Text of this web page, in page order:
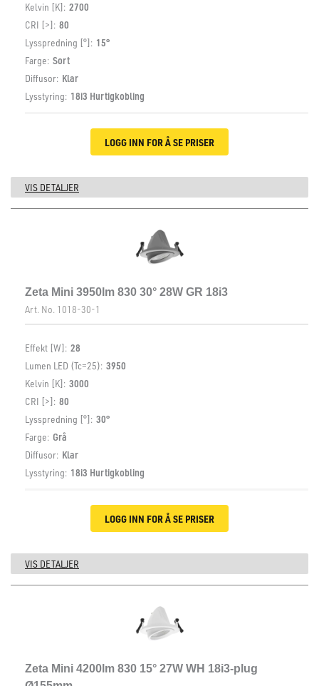
Kelvin [K]: 2700
CRI [>]: 80
Lysspredning [°]: 15°
Farge: Sort
Diffusor: Klar
Lysstyring: 18i3 Hurtigkobling
LOGG INN FOR Å SE PRISER
VIS DETALJER
Zeta Mini 3950lm 830 30° 28W GR 18i3
Art. No. 1018-30-1
Effekt [W]: 28
Lumen LED (Tc=25): 3950
Kelvin [K]: 3000
CRI [>]: 80
Lysspredning [°]: 30°
Farge: Grå
Diffusor: Klar
Lysstyring: 18i3 Hurtigkobling
LOGG INN FOR Å SE PRISER
VIS DETALJER
Zeta Mini 4200lm 830 15° 27W WH 18i3-plug